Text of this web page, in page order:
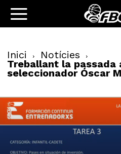
Inici Notícies
Treballant la passada
seleccionador Óscar